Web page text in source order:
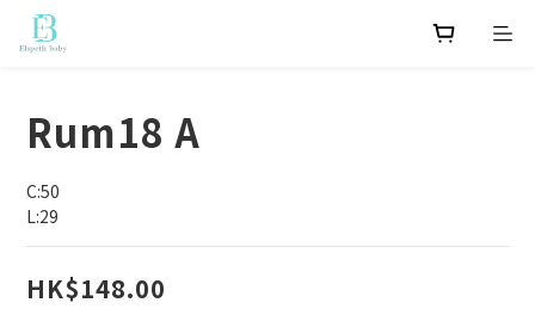
Rum18 A
C:50
L:29
HK$148.00